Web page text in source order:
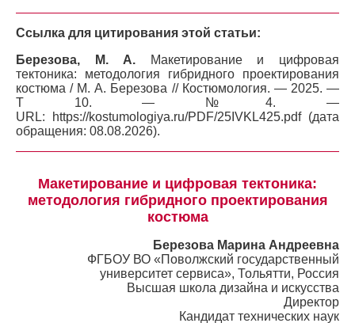
Ссылка для цитирования этой статьи:
Березова, М. А. Макетирование и цифровая
тектоника: методология гибридного проектирования
костюма / М. А. Березова // Костюмология. — 2025. —
Т 10. — №4. —
URL: https://kostumologiya.ru/PDF/25IVKL425.pdf (дата
обращения: 08.08.2026).
Макетирование и цифровая тектоника:
методология гибридного проектирования
костюма
Березова Марина Андреевна
ФГБОУ ВО «Поволжский государственный
университет сервиса», Тольятти, Россия
Высшая школа дизайна и искусства
Директор
Кандидат технических наук